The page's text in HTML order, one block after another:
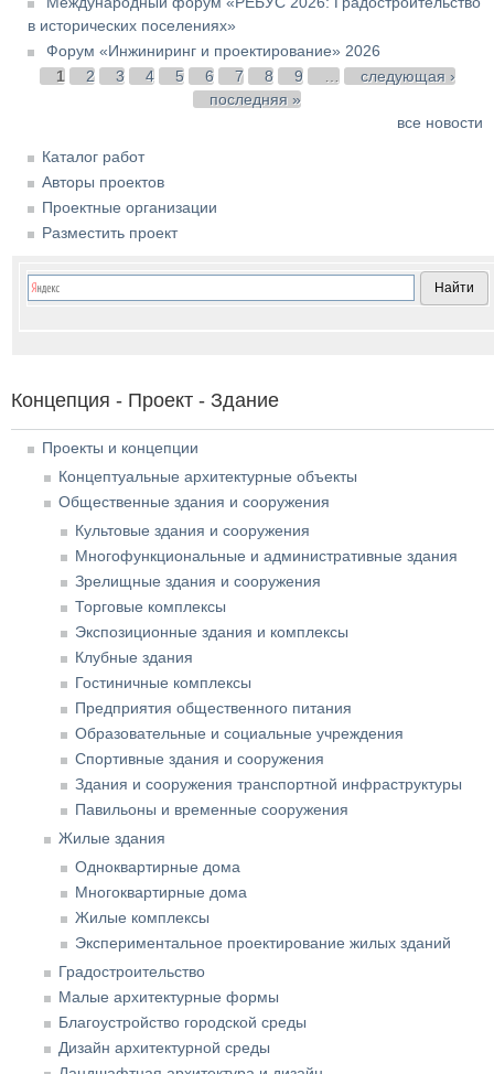
в исторических поселениях»
Форум «Инжиниринг и проектирование» 2026
Страницы
1 2 3 4 5 6 7 8 9
следующая ›
последняя »
все новости
Каталог работ
Авторы проектов
Проектные организации
Разместить проект
Концепция - Проект - Здание
Проекты и концепции
Концептуальные архитектурные объекты
Общественные здания и сооружения
Культовые здания и сооружения
Многофункциональные и административные здания
Зрелищные здания и сооружения
Торговые комплексы
Экспозиционные здания и комплексы
Клубные здания
Гостиничные комплексы
Предприятия общественного питания
Образовательные и социальные учреждения
Спортивные здания и сооружения
Здания и сооружения транспортной инфраструктуры
Павильоны и временные сооружения
Жилые здания
Одноквартирные дома
Многоквартирные дома
Жилые комплексы
Экспериментальное проектирование жилых зданий
Градостроительство
Малые архитектурные формы
Благоустройство городской среды
Дизайн архитектурной среды